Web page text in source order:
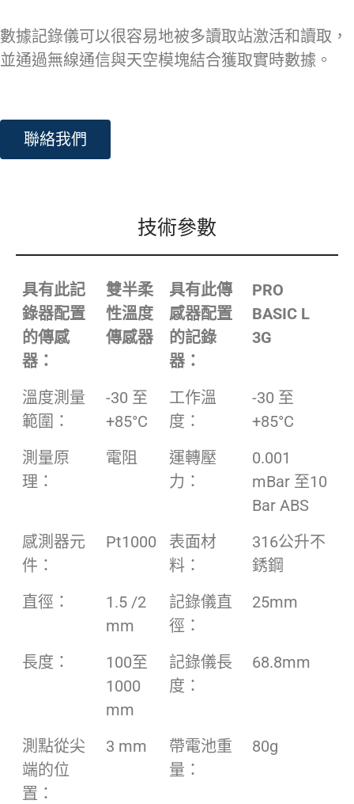
數據記錄儀可以很容易地被多讀取站激活和讀取，
並通過無線通信與天空模塊結合獲取實時數據。
聯絡我們
技術參數
具有此記
錄器配置
的傳感
器：
雙半柔
性溫度
傳感器
具有此傳
感器配置
的記錄
器：
PRO
BASIC L
3G
溫度測量
範圍：
-30 至
+85°C
工作溫
度：
-30 至
+85°C
測量原
理：
電阻
運轉壓
力：
0.001
mBar 至10
Bar ABS
感測器元
件：
Pt1000
表面材
料：
316公升不
銹鋼
直徑：
1.5 /2
mm
記錄儀直
徑：
25mm
長度：
100至
1000
mm
記錄儀長
度：
68.8mm
測點從尖
端的位
置：
3 mm
帶電池重
量：
80g